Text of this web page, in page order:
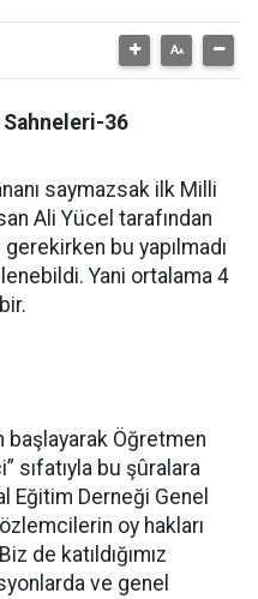
Sahneleri-36
saymazsak ilk Milli
Ali Yücel tarafından
bu yapılmadı
Yani ortalama 4
başlayarak Öğretmen
sıfatıyla bu şûralara
Eğitim Derneği Genel
oy hakları
de katıldığımız
ve genel